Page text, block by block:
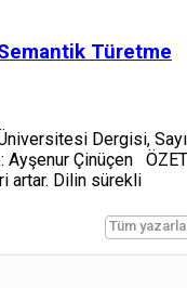
Türetme
Dergisi, Sayı
Ayşenur Çinüçen ÖZET
artar. Dilin sürekli
Tüm